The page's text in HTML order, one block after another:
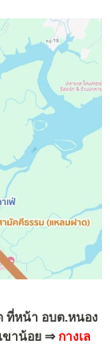
ที่หน้า อบต.หนอง
ขาน้อย ⇒ กางเล